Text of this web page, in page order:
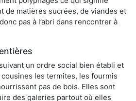
de matières sucrées, de viandes et
pas à l’abri dans rencontrer à
un ordre social bien établi et
les termites, les fourmis
pas de bois. Elles sont
des galeries partout où elles